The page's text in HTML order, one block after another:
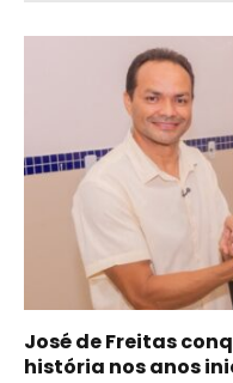
José de Freitas
história nos anos